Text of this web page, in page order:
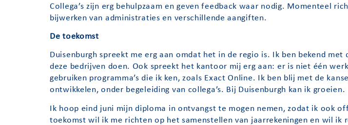
Collega’s zijn erg behulpzaam en geven feedback waar nodig. Momenteel
bijwerken van administraties en verschillende aangiften.
De toekomst
Duisenburgh spreekt me erg aan omdat het in de regio is. Ik ben bekend
deze bedrijven doen. Ook spreekt het kantoor mij erg aan: er is niet één
gebruiken programma’s die ik ken, zoals Exact Online. Ik ben blij met de
ontwikkelen, onder begeleiding van collega’s. Bij Duisenburgh kan ik groeien.
Ik hoop eind juni mijn diploma in ontvangst te mogen nemen, zodat ik ook
toekomst wil ik me richten op het samenstellen van jaarrekeningen en wil ik